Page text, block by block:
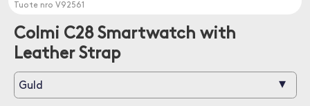
Tuote nro V92561
Colmi C28 Smartwatch with
Leather Strap
Guld ▾